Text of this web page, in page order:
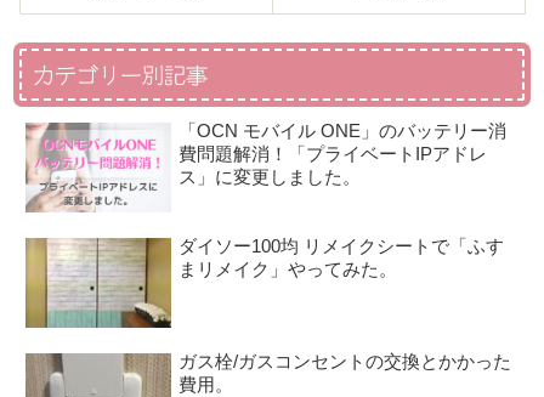
カテゴリー別記事
「OCN モバイル ONE」のバッテリー消
費問題解消！「プライベートIPアドレ
ス」に変更しました。
ダイソー100均 リメイクシートで「ふす
まリメイク」やってみた。
ガス栓/ガスコンセントの交換とかかった
費用。